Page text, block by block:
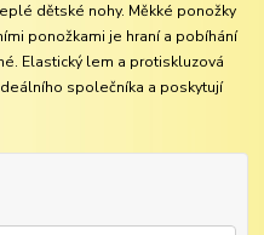
dětské nohy. Měkké ponožky
ponožkami je hraní a pobíhání
Elastický lem a protiskluzová
společníka a poskytují